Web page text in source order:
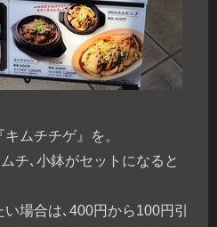
ムチチゲ』を。
チ､小鉢がセットになると
場合は､400円から100円引